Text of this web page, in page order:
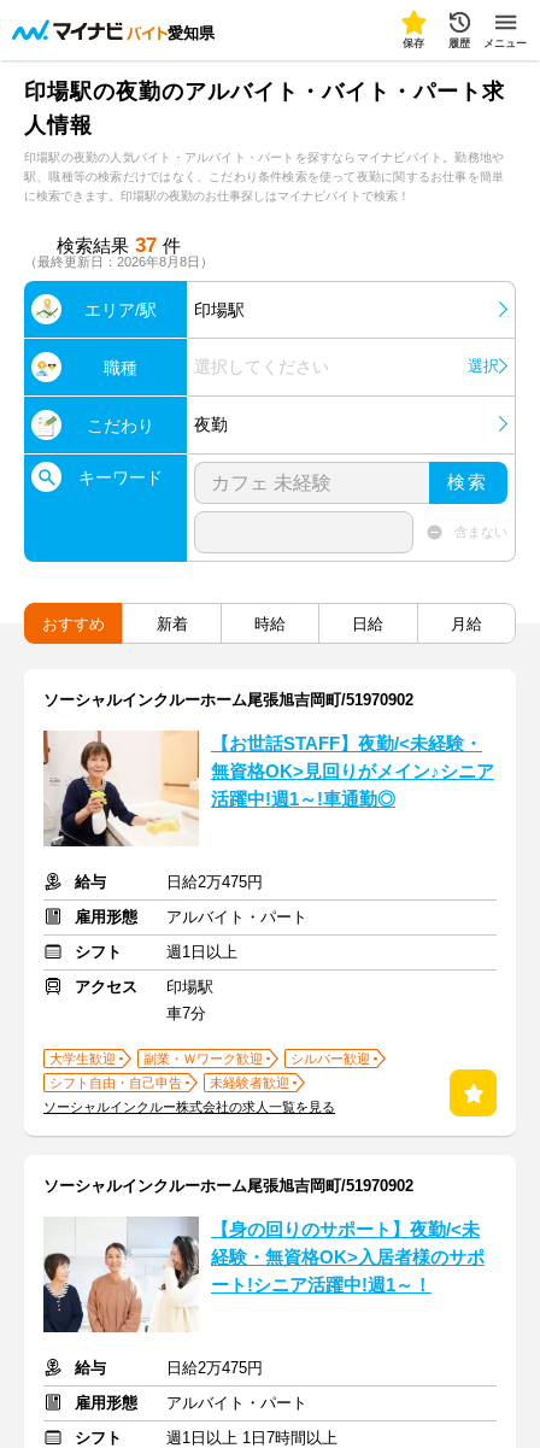
愛知県
保存 履歴 メニュー
印場駅の夜勤のアルバイト・バイト・パート求
人情報
印場駅の夜勤の人気バイト・アルバイト・パートを探すならマイナビバイト。勤務地や
駅、職種等の検索だけではなく、こだわり条件検索を使って夜勤に関するお仕事を簡単
に検索できます。印場駅の夜勤のお仕事探しはマイナビバイトで検索！
検索結果 37 件
（最終更新日：2026年8月8日）
エリア/駅 印場駅
職種 選択してください 選択
こだわり 夜勤
キーワード 検索
含まない
おすすめ 新着 時給 日給 月給
ソーシャルインクルーホーム尾張旭吉岡町/51970902
【お世話STAFF】夜勤/<未経験・
無資格OK>見回りがメイン♪シニア
活躍中!週1～!車通勤◎
給与
日給2万475円
雇用形態
アルバイト・パート
シフト
週1日以上
アクセス
印場駅
車7分
大学生歓迎 副業・Ｗワーク歓迎
シルバー歓迎
シフト自由・自己申告
未経験者歓迎
ソーシャルインクルー株式会社の求人一覧を見る
ソーシャルインクルーホーム尾張旭吉岡町/51970902
【身の回りのサポート】夜勤/<未
経験・無資格OK>入居者様のサポ
ート!シニア活躍中!週1～！
給与
日給2万475円
雇用形態
アルバイト・パート
シフト
週1日以上 1日7時間以上